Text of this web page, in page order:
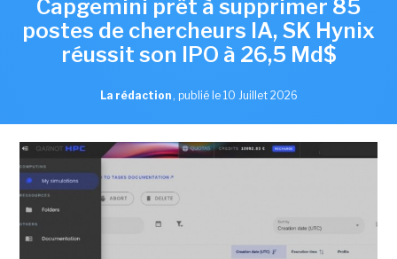
Capgemini prêt à supprimer 85
postes de chercheurs IA, SK Hynix
réussit son IPO à 26,5 Md$
La rédaction , publié le 10 Juillet 2026